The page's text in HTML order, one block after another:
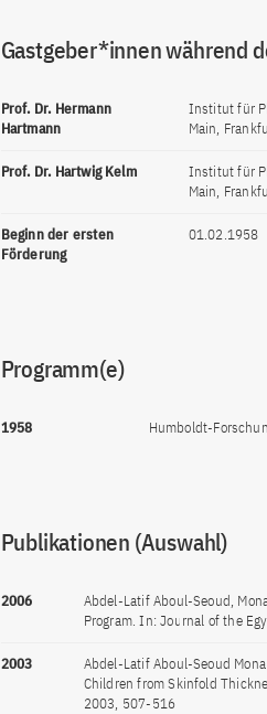
Gastgeber*innen während
Prof. Dr. Hermann
Hartmann
Institut für
Main,
Prof. Dr. Hartwig Kelm
Institut für
Main,
Beginn der ersten
Förderung
01.02.1958
Programm(e)
1958 Humboldt-
Publikationen (Auswahl)
2006
Abdel-Latif Aboul-Seoud,
Program. In: Journal of the
2003
Abdel-Latif Aboul-Seoud
Children from Skinfold
2003, 507-516